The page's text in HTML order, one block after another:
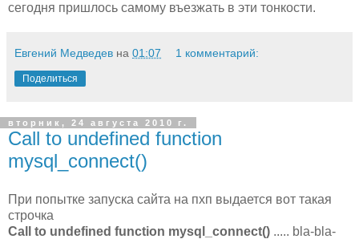
сегодня пришлось самому въезжать в эти тонкости.
Евгений Медведев на 01:07 1 комментарий:
Поделиться
вторник, 24 августа 2010 г.
Call to undefined function
mysql_connect()
При попытке запуска сайта на пхп выдается вот такая
строчка
Call to undefined function mysql_connect() ..... bla-bla-